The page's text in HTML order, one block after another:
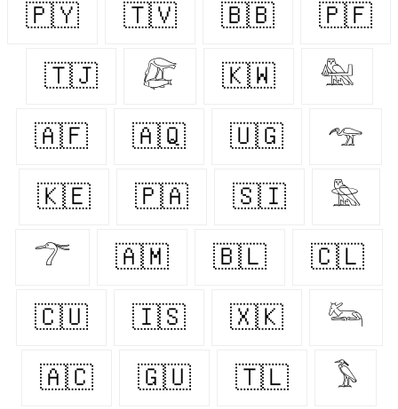
🇵🇾 🇹🇻 🇧🇧 🇵🇫
🇹🇯 𓅻 🇰🇼 𓅕
🇦🇫 🇦🇶 🇺🇬 𓅠
🇰🇪 🇵🇦 🇸🇮 𓅗
𓆀 🇦🇲 🇧🇱 🇨🇱
🇨🇺 🇮🇸 🇽🇰 𓃛
🇦🇨 🇬🇺 🇹🇱 𓅣